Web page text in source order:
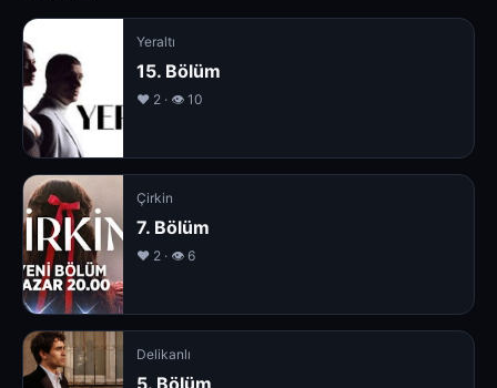
Yeraltı
15. Bölüm
❤️ 2 · 👁 10
Çirkin
7. Bölüm
❤️ 2 · 👁 6
Delikanlı